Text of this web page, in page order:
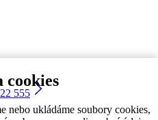
cookies
nebo ukládáme soubory cookies,
555